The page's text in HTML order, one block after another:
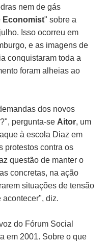
nem de gás
Economist" sobre a
Isso ocorreu em
e as imagens de
conquistaram toda a
foram alheias ao
dos novos
pergunta-se Aitor, um
à escola Diaz em
protestos contra os
questão de manter o
concretas, na ação
situações de tensão
acontecer", diz.
do Fórum Social
em 2001. Sobre o que